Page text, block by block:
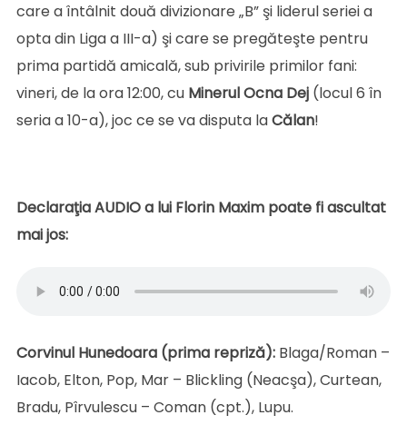
care a întâlnit două divizionare „B” şi liderul seriei a
opta din Liga a III-a) şi care se pregăteşte pentru
prima partidă amicală, sub privirile primilor fani:
vineri, de la ora 12:00, cu Minerul Ocna Dej(locul 6 în
seria a 10-a), joc ce se va disputa laCălan!
Declaraţia AUDIO a lui Florin Maxim poate fi ascultat
mai jos:
Corvinul Hunedoara (prima repriză):Blaga/Roman –
Iacob, Elton, Pop, Mar – Blickling (Neacşa), Curtean,
Bradu, Pîrvulescu – Coman (cpt.), Lupu.